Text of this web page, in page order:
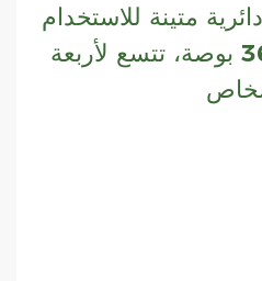
متينة للاستخدام
الخارجي، مقاس 36 بوصة، تتسع لأربعة